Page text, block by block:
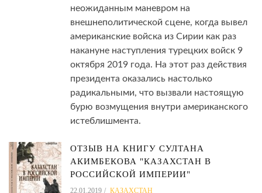
неожиданным маневром на
внешнеполитической сцене, когда вывел
американские войска из Сирии как раз
накануне наступления турецких войск 9
октября 2019 года. На этот раз действия
президента оказались настолько
радикальными, что вызвали настоящую
бурю возмущения внутри американского
истеблишмента.
ОТЗЫВ НА КНИГУ СУЛТАНА
АКИМБЕКОВА "КАЗАХСТАН В
РОССИЙСКОЙ ИМПЕРИИ"
22.01.2019 КАЗАХСТАН